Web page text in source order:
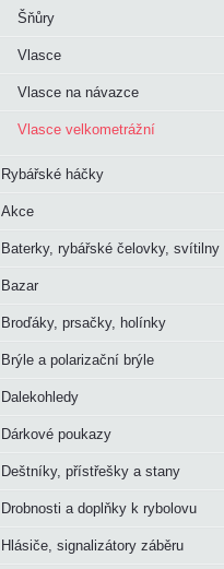
Šňůry
Vlasce
Vlasce na návazce
Vlasce velkometrážní
Rybářské háčky
Akce
Baterky, rybářské čelovky, svítilny
Bazar
Broďáky, prsačky, holínky
Brýle a polarizační brýle
Dalekohledy
Dárkové poukazy
Deštníky, přístřešky a stany
Drobnosti a doplňky k rybolovu
Hlásiče, signalizátory záběru